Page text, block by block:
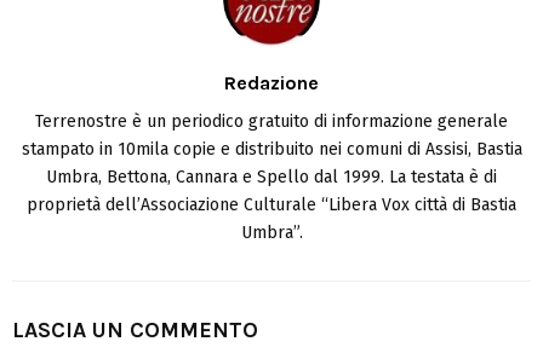
Redazione
Terrenostre è un periodico gratuito di informazione generale
stampato in 10mila copie e distribuito nei comuni di Assisi, Bastia
Umbra, Bettona, Cannara e Spello dal 1999. La testata è di
proprietà dell’Associazione Culturale “Libera Vox città di Bastia
Umbra”.
LASCIA UN COMMENTO